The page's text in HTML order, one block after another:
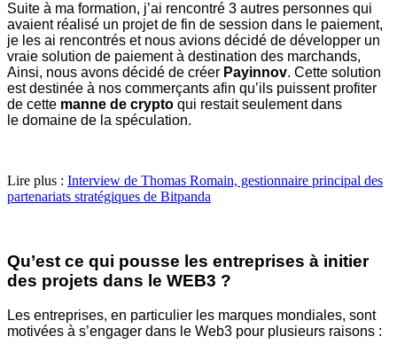
Suite à ma formation, j’ai rencontré 3 autres personnes qui
avaient réalisé un projet de fin de session dans le paiement,
je les ai rencontrés et nous avions décidé de développer un
vraie solution de paiement à destination des marchands,
Ainsi, nous avons décidé de créer Payinnov. Cette solution
est destinée à nos commerçants afin qu’ils puissent profiter
de cette manne de crypto qui restait seulement dans
le domaine de la spéculation.
Lire plus : Interview de Thomas Romain, gestionnaire principal des
partenariats stratégiques de Bitpanda
Qu’est ce qui pousse les entreprises à initier
des projets dans le WEB3 ?
Les entreprises, en particulier les marques mondiales, sont
motivées à s’engager dans le Web3 pour plusieurs raisons :